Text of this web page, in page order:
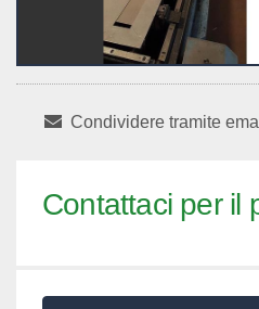
Condividere tramite
Contattaci per il